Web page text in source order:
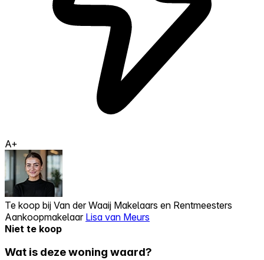
A+
Te koop bij Van der Waaij Makelaars en Rentmeesters
Aankoopmakelaar Lisa van Meurs
Niet te koop
Wat is deze woning waard?